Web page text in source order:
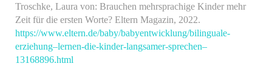
Troschke, Laura von: Brauchen mehrsprachige Kinder mehr
Zeit für die ersten Worte? Eltern Magazin, 2022.
https://www.eltern.de/baby/babyentwicklung/bilinguale-
erziehung–lernen-die-kinder-langsamer-sprechen–
13168896.html